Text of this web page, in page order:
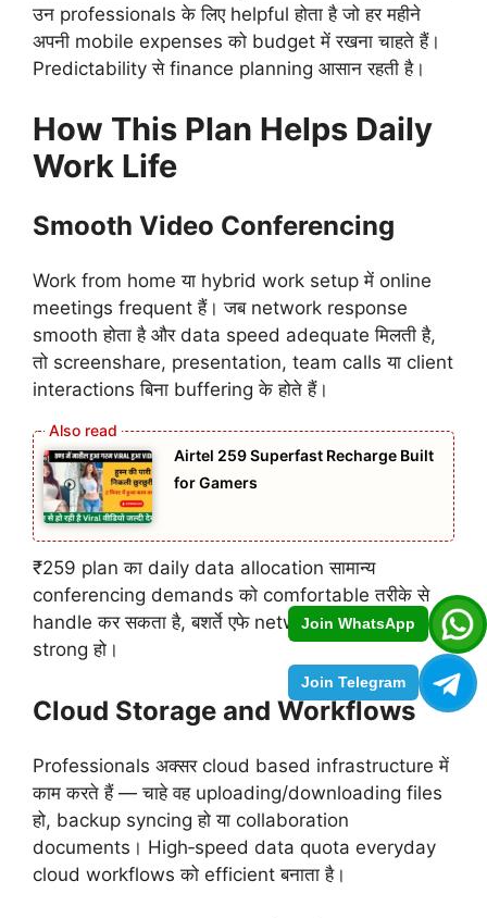
Join WhatsApp
Join Telegram
उन professionals के लिए helpful होता है जो हर महीने
अपनी mobile expenses को budget में रखना चाहते हैं।
Predictability से finance planning आसान रहती है।
How This Plan Helps Daily
Work Life
Smooth Video Conferencing
Work from home या hybrid work setup में online
meetings frequent हैं। जब network response
smooth होता है और data speed adequate मिलती है,
तो screenshare, presentation, team calls या client
interactions बिना buffering के होते हैं।
Airtel 259 Superfast Recharge Built
for Gamers
₹259 plan का daily data allocation सामान्य
conferencing demands को comfortable तरीके से
handle कर सकता है, बशर्ते एफे network coverage
strong हो।
Cloud Storage and Workflows
Professionals अक्सर cloud based infrastructure में
काम करते हैं — चाहे वह uploading/downloading files
हो, backup syncing हो या collaboration
documents। High‑speed data quota everyday
cloud workflows को efficient बनाता है।